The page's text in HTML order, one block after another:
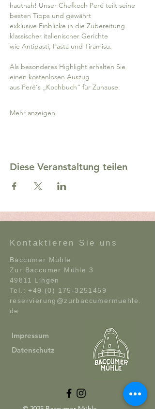
hautnah! Unser Chefkoch Peré teilt seine
besten Tipps und gewährt
exklusive Einblicke in die Zubereitung
klassischer italienischer Gerichte
wie Antipasti, Pasta und Tiramisu.
Als besonderes Highlight erhalten Sie
einen kostenlosen Auszug
aus Peré‘s „Kochbuch“ für Zuhause.
Mehr anzeigen
Diese Veranstaltung teilen
Kontaktieren Sie uns
Baccumer Mühle
Zur Baccumer Mühle 3
49811 Lingen
Tel.: +49 (0) 175-3251459
reservierung@zurbaccumermuehle.
de
Impressum
Datenschutz